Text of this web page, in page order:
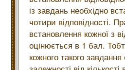
із завдань необхідно
чотири відповідності.
встановлення кожної з
оцінюється в 1 бал.
кожного такого